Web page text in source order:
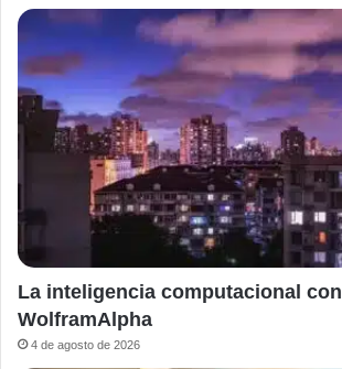
La inteligencia computacional con
WolframAlpha
4 de agosto de 2026